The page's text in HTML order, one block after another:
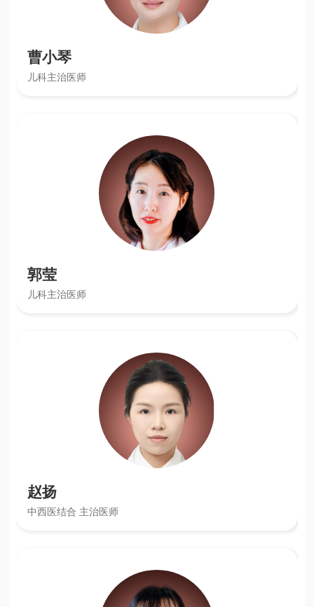
曹小琴
儿科主治医师
郭莹
儿科主治医师
赵扬
中西医结合 主治医师